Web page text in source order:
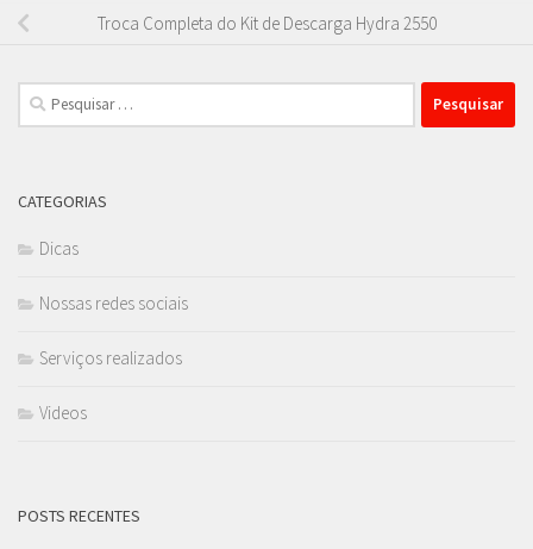
Troca Completa do Kit de Descarga Hydra 2550
Pesquisar
por:
CATEGORIAS
Dicas
Nossas redes sociais
Serviços realizados
Videos
POSTS RECENTES